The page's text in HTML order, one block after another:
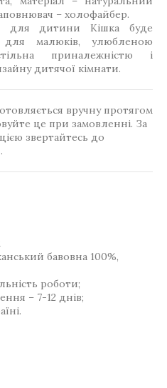
– холофайбер.
для дитини Кішка буде
для малюків, улюбленою
приналежністю і
дитячої кімнати.
вручну протягом
це при замовленні. За
звертайтесь до
бавовна 100%,
роботи;
– 7-12 днів;